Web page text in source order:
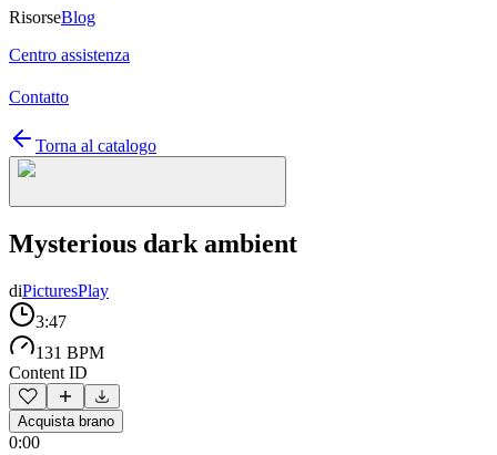
RisorseBlog
Centro assistenza
Contatto
Torna al catalogo
Mysterious dark ambient
diPicturesPlay
3:47
131 BPM
Content ID
Acquista brano
0:00